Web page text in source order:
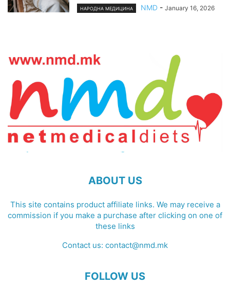
НАРОДНА МЕДИЦИНА NMD - January 16, 2026
ABOUT US
This site contains product affiliate links. We may receive a
commission if you make a purchase after clicking on one of
these links
Contact us: contact@nmd.mk
FOLLOW US